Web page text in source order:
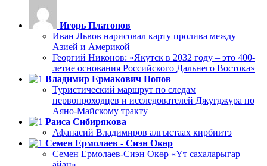
Игорь Платонов
Иван Львов нарисовал карту пролива между
Азией и Америкой
Георгий Никонов: «Якутск в 2032 году – это 400-
летие основания Российского Дальнего Востока»
Владимир Ермакович Попов
Туристический маршрут по следам
первопроходцев и исследователей Джугджура по
Аяно-Майскому тракту
Раиса Сибирякова
Афанасий Владимиров алгыстаах кирбиитэ
Семен Ермолаев - Сиэн Өкөр
Семен Ермолаев-Сиэн Өкөр «Үт сахаларыгар